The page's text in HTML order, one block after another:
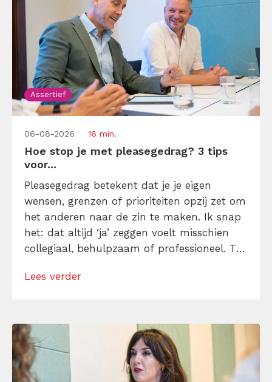
Assertief
06-08-2026 16 min.
Hoe stop je met pleasegedrag? 3 tips
voor...
Pleasegedrag betekent dat je je eigen
wensen, grenzen of prioriteiten opzij zet om
het anderen naar de zin te maken. Ik snap
het: dat altijd ‘ja’ zeggen voelt misschien
collegiaal, behulpzaam of professioneel. Tot
andermans prioriteiten en je eigen werk
[…]
Lees verder